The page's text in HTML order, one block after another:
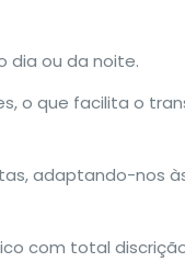
dia ou da noite.
o que facilita o
adaptando-nos
com total